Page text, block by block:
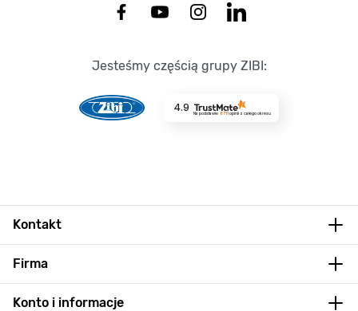
Jesteśmy częścią grupy ZIBI:
4.9
Na podstawie 8711opinii z całego okresu
Kontakt
Firma
Konto i informacje